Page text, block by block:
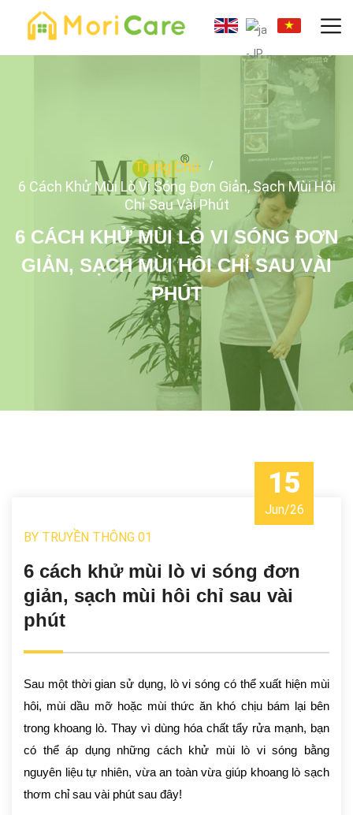
Trang Chủ
6 Cách Khử Mùi Lò Vi Sóng Đơn Giản, Sạch Mùi Hôi
Chỉ Sau Vài Phút
6 CÁCH KHỬ MÙI LÒ VI SÓNG ĐƠN
GIẢN, SẠCH MÙI HÔI CHỈ SAU VÀI
PHÚT
15
Jun/26
BY TRUYỀN THÔNG 01
6 cách khử mùi lò vi sóng đơn
giản, sạch mùi hôi chỉ sau vài
phút
Sau một thời gian sử dụng, lò vi sóng có thể xuất hiện mùi
hôi, mùi dầu mỡ hoặc mùi thức ăn khó chịu bám lại bên
trong khoang lò. Thay vì dùng hóa chất tẩy rửa mạnh, bạn
có thể áp dụng những cách khử mùi lò vi sóng bằng
nguyên liệu tự nhiên, vừa an toàn vừa giúp khoang lò sạch
thơm chỉ sau vài phút sau đây!